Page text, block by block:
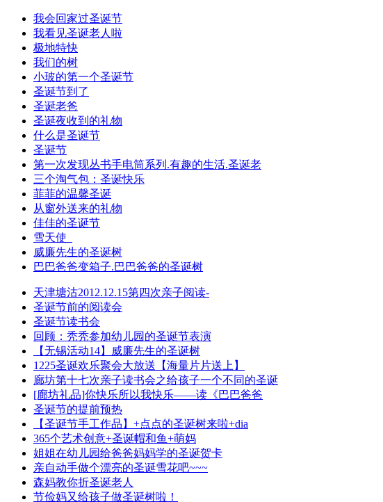
我会回家过圣诞节
我看见圣诞老人啦
极地特快
我们的树
小玻的第一个圣诞节
圣诞节到了
圣诞老爸
圣诞夜收到的礼物
什么是圣诞节
圣诞节
第一次发现丛书手电筒系列.有趣的生活.圣诞老
三个淘气包：圣诞快乐
菲菲的温馨圣诞
从窗外送来的礼物
佳佳的圣诞节
雪天使
威廉先生的圣诞树
巴巴爸爸变箱子.巴巴爸爸的圣诞树
天津塘沽2012.12.15第四次亲子阅读-
圣诞节前的阅读会
圣诞节读书会
回顾：秃秃参加幼儿园的圣诞节表演
【无锡活动14】威廉先生的圣诞树
1225圣诞欢乐聚会大放送【海量片片送上】
廊坊第十七次亲子读书会之给孩子一个不同的圣诞
[廊坊礼品]你快乐所以我快乐——读《巴巴爸爸
圣诞节的提前预热
【圣诞节手工作品】+点点的圣诞树来啦+dia
365个艺术创意+圣诞帽和鱼+萌妈
姐姐在幼儿园给爸爸妈妈学的圣诞贺卡
亲自动手做个漂亮的圣诞雪花吧~~~
森妈教你折圣诞老人
节俭妈又给孩子做圣诞树啦！